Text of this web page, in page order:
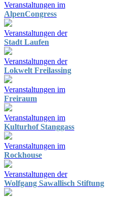
Veranstaltungen im
AlpenCongress
Veranstaltungen der
Stadt Laufen
Veranstaltungen der
Lokwelt Freilassing
Veranstaltungen im
Freiraum
Veranstaltungen im
Kulturhof Stanggass
Veranstaltungen im
Rockhouse
Veranstaltungen der
Wolfgang Sawallisch Stiftung